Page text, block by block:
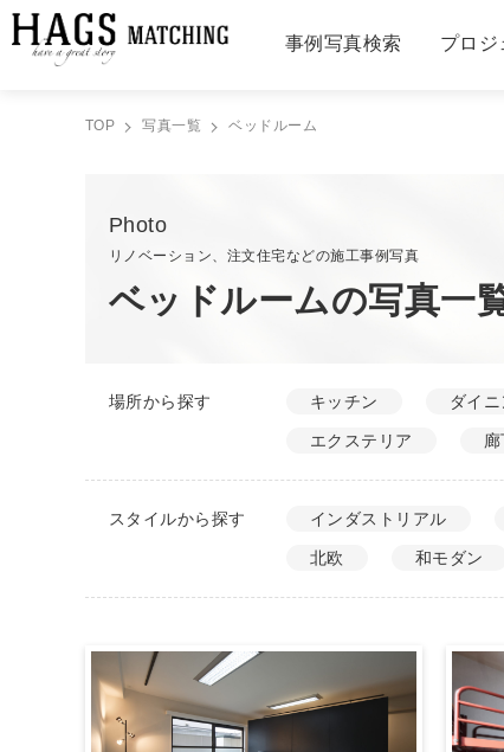
事例写真検索 プロジ
TOP 写真一覧 ベッドルーム
Photo
リノベーション、注文住宅などの施工事例写真
ベッドルームの写真一
場所から探す キッチン ダイ
エクステリア
スタイルから探す インダストリアル
北欧 和モダン